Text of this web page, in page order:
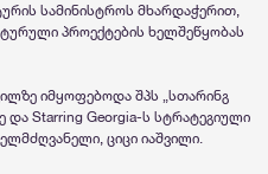
სამინისტროს მხარდაჭერით,
პროექტების ხელშეწყობას
იმყოფებოდა შპს „სთარინგ
და Starring Georgia-ს სტრატეგიული
ციცი იაშვილი.